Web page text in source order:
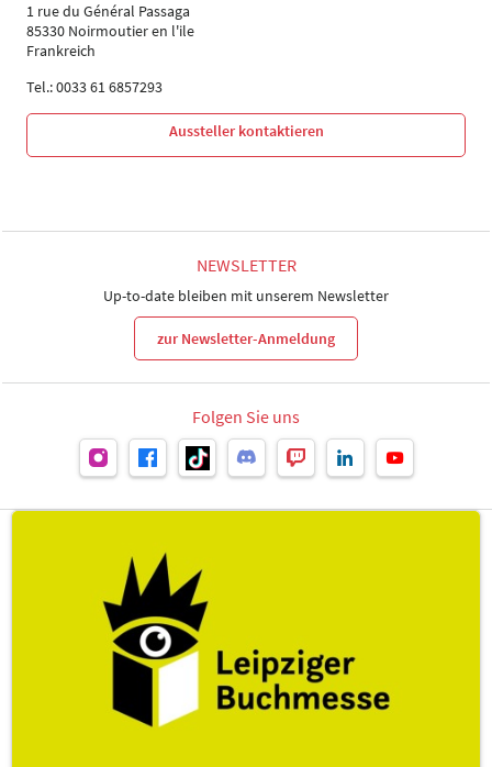
1 rue du Général Passaga
85330 Noirmoutier en l'ile
Frankreich
Tel.: 0033 61 6857293
Aussteller kontaktieren
NEWSLETTER
Up-to-date bleiben mit unserem Newsletter
zur Newsletter-Anmeldung
Folgen Sie uns